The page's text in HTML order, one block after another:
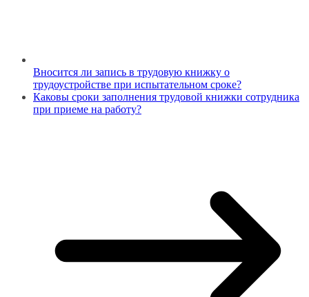
Вносится ли запись в трудовую книжку о
трудоустройстве при испытательном сроке?
Каковы сроки заполнения трудовой книжки сотрудника
при приеме на работу?